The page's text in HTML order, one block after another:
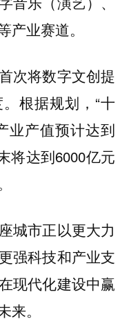
产业赛道。
次将数字文创提
根据规划，“十
业产值预计达到
将达到6000亿元
城市正以更大力
强科技和产业支
现代化建设中赢
来。